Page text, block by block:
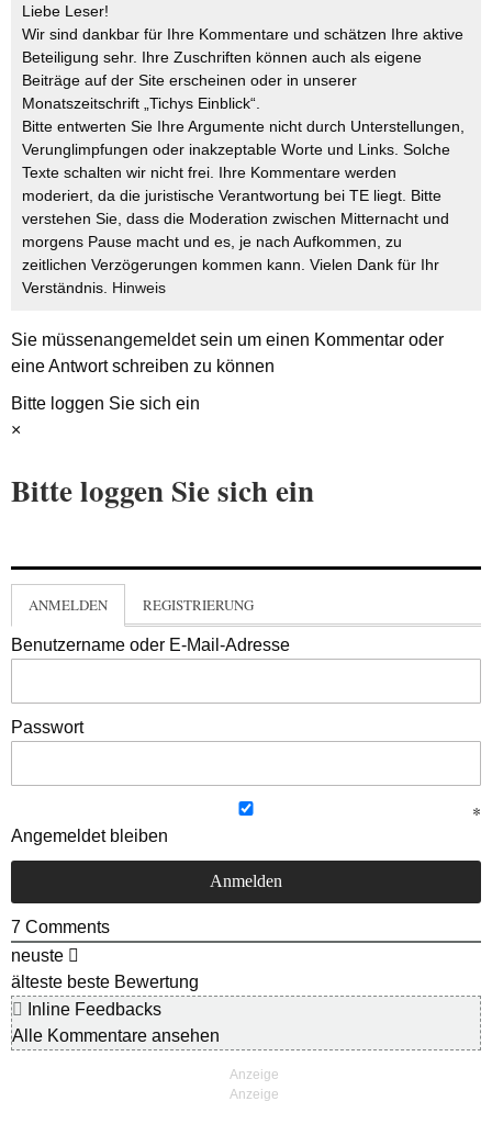
Liebe Leser!
Wir sind dankbar für Ihre Kommentare und schätzen Ihre aktive
Beteiligung sehr. Ihre Zuschriften können auch als eigene
Beiträge auf der Site erscheinen oder in unserer
Monatszeitschrift „Tichys Einblick“.
Bitte entwerten Sie Ihre Argumente nicht durch Unterstellungen,
Verunglimpfungen oder inakzeptable Worte und Links. Solche
Texte schalten wir nicht frei. Ihre Kommentare werden
moderiert, da die juristische Verantwortung bei TE liegt. Bitte
verstehen Sie, dass die Moderation zwischen Mitternacht und
morgens Pause macht und es, je nach Aufkommen, zu
zeitlichen Verzögerungen kommen kann. Vielen Dank für Ihr
Verständnis. Hinweis
Sie müssenangemeldetsein um einen Kommentar oder
eine Antwort schreiben zu können
Bitte loggen Sie sich ein
×
Bitte loggen Sie sich ein
ANMELDEN REGISTRIERUNG
Benutzername oder E-Mail-Adresse
Passwort
Angemeldet bleiben
7 Comments
neuste
älteste beste Bewertung
Inline Feedbacks
Alle Kommentare ansehen